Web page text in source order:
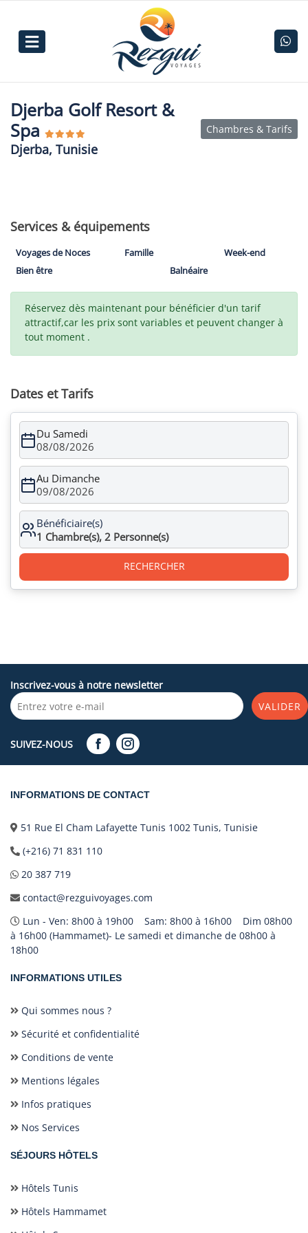
Djerba Golf Resort &
Spa
Djerba, Tunisie
Chambres & Tarifs
Services & équipements
Voyages de Noces Famille
Week-end
Bien être
Balnéaire
Réservez dès maintenant pour bénéficier d'un tarif
attractif,car les prix sont variables et peuvent changer à
tout moment .
Dates et Tarifs
Du Samedi
08/08/2026
Au Dimanche
09/08/2026
Bénéficiaire(s)
1 Chambre(s), 2 Personne(s)
RECHERCHER
Inscrivez-vous à notre newsletter
VALIDER
SUIVEZ-NOUS
INFORMATIONS DE CONTACT
51 Rue El Cham Lafayette Tunis 1002 Tunis, Tunisie
(+216) 71 831 110
20 387 719
contact@rezguivoyages.com
Lun - Ven: 8h00 à 19h00 Sam: 8h00 à 16h00 Dim 08h00
à 16h00 (Hammamet)- Le samedi et dimanche de 08h00 à
18h00
INFORMATIONS UTILES
Qui sommes nous ?
Sécurité et confidentialité
Conditions de vente
Mentions légales
Infos pratiques
Nos Services
SÉJOURS HÔTELS
Hôtels Tunis
Hôtels Hammamet